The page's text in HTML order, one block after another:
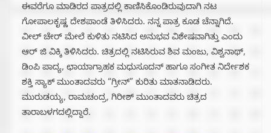
ಈವರೆಗೂ ಮಾಡಿರದ ಪಾತ್ರದಲ್ಲಿ ಕಾಣಿಸಿಕೊಂಡಿರುವುದಾಗಿ ನಟ
ಗೋಪಾಲಕೃಷ್ಣ ದೇಶಪಾಂಡೆ ತಿಳಿಸಿದರು. ನನ್ನ ಪಾತ್ರ ಕೂಡ ಚೆನ್ನಾಗಿದೆ.
ವೀಲ್ ಚೇರ್ ಮೇಲೆ ಕುಳಿತು ನಟಿಸಿದ ಅನುಭವ ವಿಶೇಷವಾಗಿತ್ತು ಎಂದು
ಆರ್ ಜಿ ವಿಕ್ಕಿ ತಿಳಿಸಿದರು. ಚಿತ್ರದಲ್ಲಿ ನಟಿಸಿರುವ ಶಿವ ಮಂಜು, ವಿಶ್ವನಾಥ್,
ಡಿಂಪಿ ಪಾದ್ಯ, ಛಾಯಾಗ್ರಾಹಕ ಮಧುಸೂದನ್ ಹಾಗೂ ಸಂಗೀತ ನಿರ್ದೇಶಕ
ಶಕ್ತಿ ಸ್ಯಾಕ್ ಮುಂತಾದವರು “ಗ್ರೀನ್” ಕುರಿತು ಮಾತನಾಡಿದರು.
ಮುರುಡಯ್ಯ, ರಾಮಚಂದ್ರ, ಗಿರೀಶ್ ಮುಂತಾದವರು ಚಿತ್ರದ
ತಾರಾಬಳಗದಲ್ಲಿದ್ದಾರೆ.